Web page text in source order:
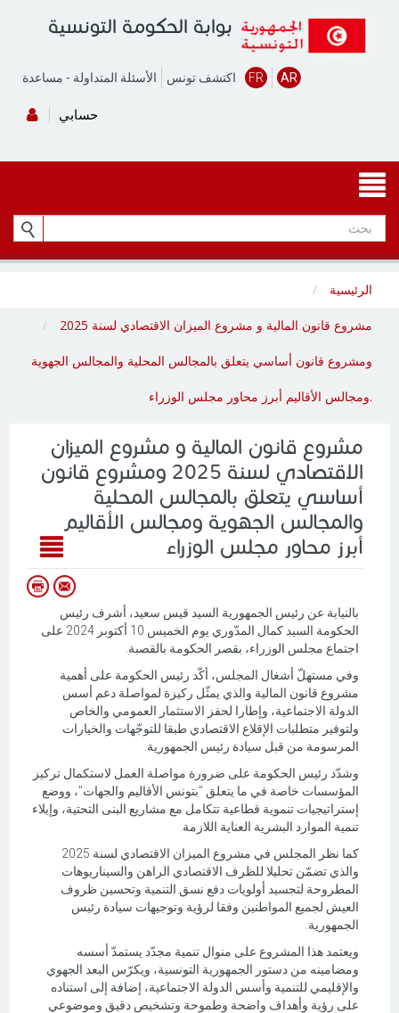
بوابة الحكومة التونسية
الأسئلة المتداولة - مساعدة اكتشف تونس FR AR
حسابي
الرئيسية
مشروع قانون المالية و مشروع الميزان الاقتصادي لسنة 2025
ومشروع قانون أساسي يتعلق بالمجالس المحلية والمجالس الجهوية
ومجالس الأقاليم أبرز محاور مجلس الوزراء.
مشروع قانون المالية و مشروع الميزان
الاقتصادي لسنة 2025 ومشروع قانون
أساسي يتعلق بالمجالس المحلية
والمجالس الجهوية ومجالس الأقاليم
أبرز محاور مجلس الوزراء
بالنيابة عن رئيس الجمهورية السيد قيس سعيد، أشرف رئيس
الحكومة السيد كمال المدّوري يوم الخميس 10 أكتوبر 2024 على
اجتماع مجلس الوزراء، بقصر الحكومة بالقصبة.
وفي مستهلّ أشغال المجلس، أكّد رئيس الحكومة على أهمية
مشروع قانون المالية والذي يمثّل ركيزة لمواصلة دعم أسس
الدولة الاجتماعية، وإطارا لحفز الاستثمار العمومي والخاص
ولتوفير متطلبات الإقلاع الاقتصادي طبقا للتوجّهات والخيارات
المرسومة من قبل سيادة رئيس الجمهورية.
وشدّد رئيس الحكومة على ضرورة مواصلة العمل لاستكمال تركيز
المؤسسات خاصة في ما يتعلق "بتونس الأقاليم والجهات"، ووضع
إستراتيجيات تنموية قطاعية تتكامل مع مشاريع البنى التحتية، وإيلاء
تنمية الموارد البشرية العناية اللازمة.
كما نظر المجلس في مشروع الميزان الاقتصادي لسنة 2025
والذي تضمّن تحليلا للظرف الاقتصادي الراهن والسيناريوهات
المطروحة لتجسيد أولويات دفع نسق التنمية وتحسين ظروف
العيش لجميع المواطنين وفقا لرؤية وتوجيهات سيادة رئيس
الجمهورية.
ويعتمد هذا المشروع على منوال تنمية مجدّد يستمدّ أسسه
ومضامينه من دستور الجمهورية التونسية، ويكرّس البعد الجهوي
والإقليمي للتنمية وأسس الدولة الاجتماعية، إضافة إلى استناده
على رؤية وأهداف واضحة وطموحة وتشخيص دقيق وموضوعي